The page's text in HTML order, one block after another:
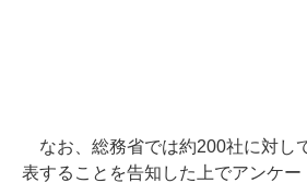
なお、総務省では約200社に対し
表することを告知した上でアンケ